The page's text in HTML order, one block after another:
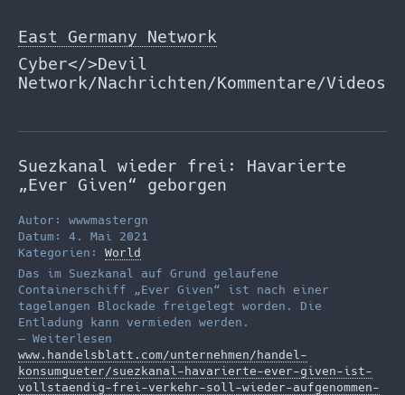
Inhalt
springen
East Germany Network
Cyber</>Devil
Network/Nachrichten/Kommentare/Videos
Suezkanal wieder frei: Havarierte
„Ever Given“ geborgen
Autor: wwwmastergn
Datum: 4. Mai 2021
Kategorien: World
Das im Suezkanal auf Grund gelaufene
Containerschiff „Ever Given“ ist nach einer
tagelangen Blockade freigelegt worden. Die
Entladung kann vermieden werden.
— Weiterlesen
www.handelsblatt.com/unternehmen/handel-
konsumgueter/suezkanal-havarierte-ever-given-ist-
vollstaendig-frei-verkehr-soll-wieder-aufgenommen-